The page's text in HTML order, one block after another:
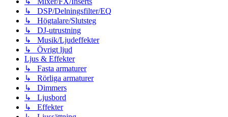
↳ DSP/Delningsfilter/EQ
↳ Högtalare/Slutsteg
↳ DJ-utrustning
↳ Musik/Ljudeffekter
↳ Övrigt ljud
Ljus & Effekter
↳ Fasta armaturer
↳ Rörliga armaturer
↳ Dimmers
↳ Ljusbord
↳ Effekter